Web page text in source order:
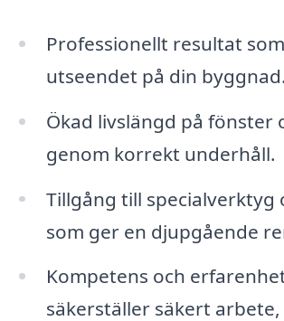
Professionellt resultat
utseendet på din byggnad.
Ökad livslängd på fönster
genom korrekt underhåll.
Tillgång till specialverktyg
som ger en djupgående
Kompetens och
säkerställer säkert arbete,